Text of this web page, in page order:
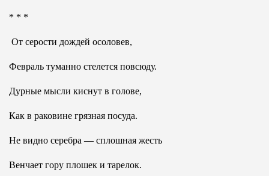
* * *
От серости дождей осоловев,
Февраль туманно стелется повсюду.
Дурные мысли киснут в голове,
Как в раковине грязная посуда.
Не видно серебра — сплошная жесть
Венчает гору плошек и тарелок.